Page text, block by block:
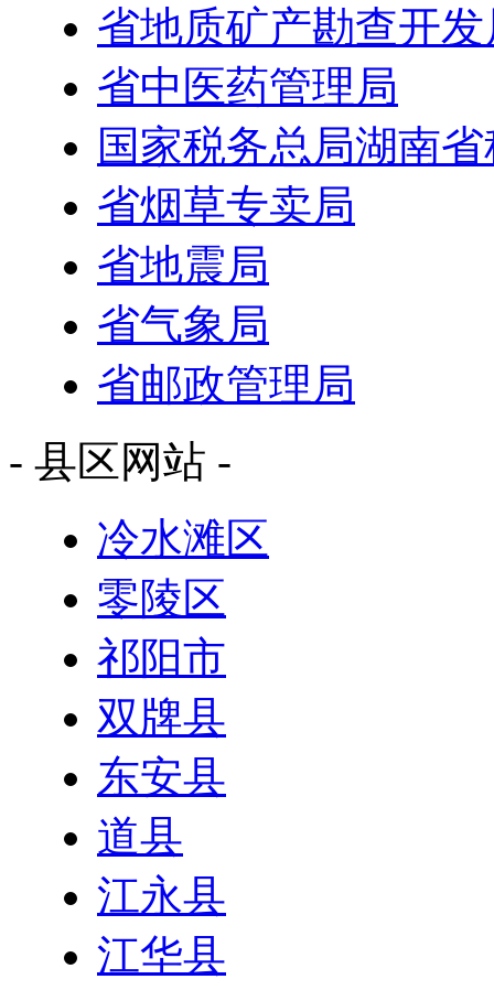
省地质矿产勘查开发
省中医药管理局
国家税务总局湖南
省烟草专卖局
省地震局
省气象局
省邮政管理局
- 县区网站 -
冷水滩区
零陵区
祁阳市
双牌县
东安县
道县
江永县
江华县